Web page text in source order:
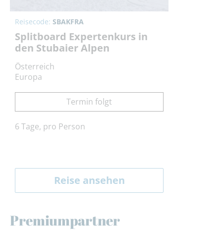
Reisecode: SBAKFRA
Splitboard Expertenkurs in
den Stubaier Alpen
Österreich
Europa
Termin folgt
6 Tage, pro Person
Reise ansehen
Premiumpartner